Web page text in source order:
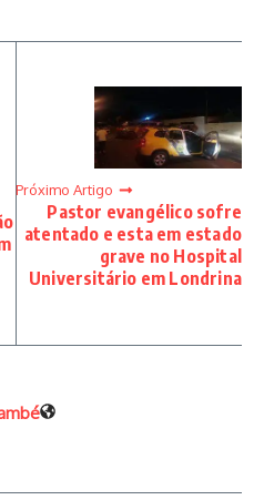
Próximo Artigo
Pastor evangélico sofre
atentado e esta em estado
grave no Hospital
Universitário em Londrina